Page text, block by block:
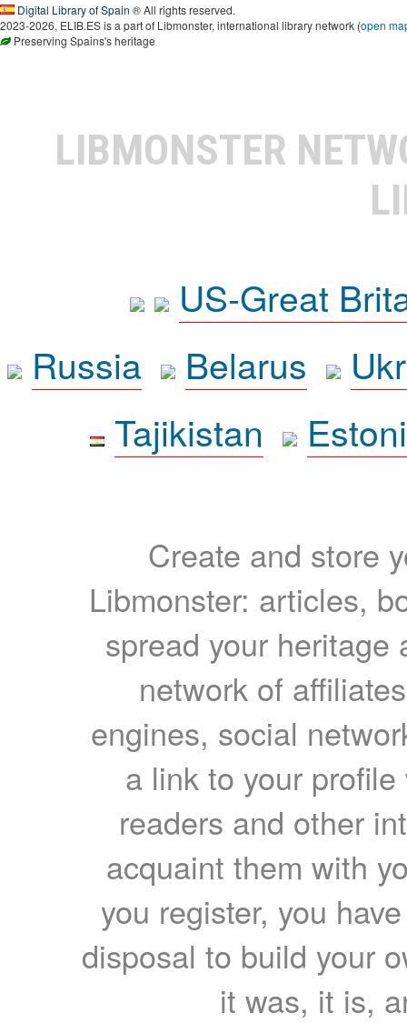
Digital Library of Spain ® All rights reserved.
2023-2026, ELIB.ES is a part of Libmonster, international library network (open
Preserving Spains's heritage
LIBMONSTER
US-Great
Russia
Belarus
Tajikistan
Create and store
Libmonster: articles,
spread your heritage
network of
engines, social
a link to your
readers and other
acquaint them with
you register, you
disposal to build your
it was, it is,